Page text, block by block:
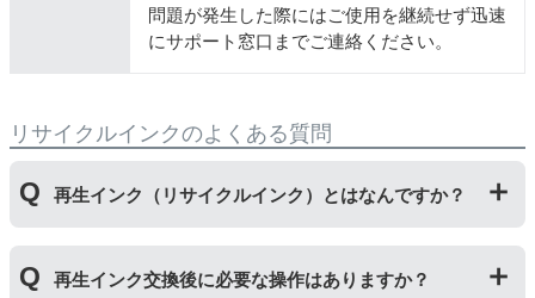
問題が発生した際にはご使用を継続せず迅速
にサポート窓口までご連絡ください。
リサイクルインクのよくある質問
再生インク（リサイクルインク）とはなんですか？
にて洗浄やインク充填をしたうえで、再度販売している
再生インク交換後に必要な操作はありますか？